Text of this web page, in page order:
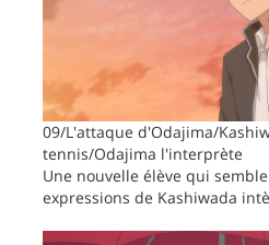
09/L'attaque d'Odajima/
tennis/Odajima l'interprète
Une nouvelle élève qui
expressions de Kashiwada